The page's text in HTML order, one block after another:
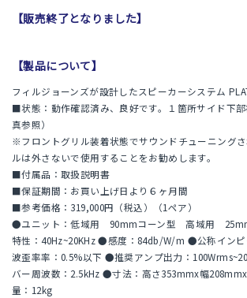
【販売終了となりました】
【製品について】
フィルジョーンズが設計したスピーカーシステム
■状態：動作確認済み、良好です。１箇所サイド下
真参照）
※フロントグリル装着状態でサウンドチューニング
ルは外さないで使用することをお勧めします。
■付属品：取扱説明書
■保証期間：お買い上げ日より６ヶ月間
■参考価格：319,000円（税込）（1ペア）
●ユニット：低域用 90mmコーン型 高域用
特性：40Hz~20KHz ●感度：84db/W/m ●公称イン
波歪率率：0.5%以下 ●推奨アンプ出力：
バー周波数：2.5kHz ●寸法：高さ353mmx幅
量：12kg